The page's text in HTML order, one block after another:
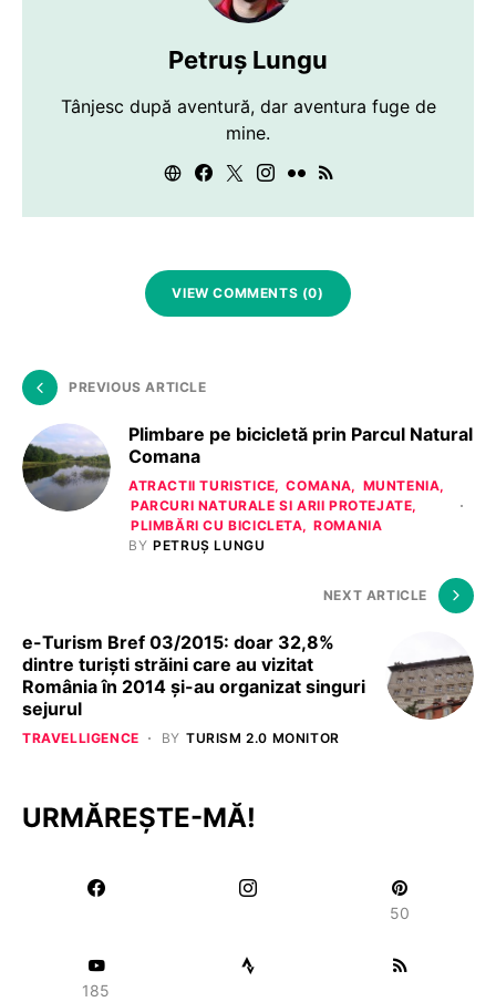
Petruș Lungu
Tânjesc după aventură, dar aventura fuge de
mine.
VIEW COMMENTS (0)
PREVIOUS ARTICLE
Plimbare pe bicicletă prin Parcul Natural
Comana
ATRACTII TURISTICE COMANA
MUNTENIA
PARCURI NATURALE SI ARII PROTEJATE
PLIMBĂRI CU BICICLETA
ROMANIA
BY PETRUȘ LUNGU
NEXT ARTICLE
e-Turism Bref 03/2015: doar 32,8%
dintre turiști străini care au vizitat
România în 2014 și-au organizat singuri
sejurul
TRAVELLIGENCE BY TURISM 2.0 MONITOR
URMĂREȘTE-MĂ!
50
185